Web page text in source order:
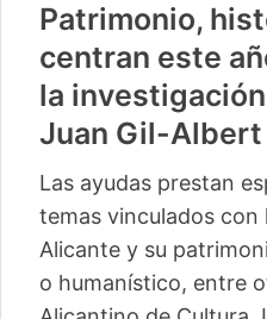
Patrimonio,
centran este
la
Juan Gil-Albert
Las ayudas prestan
temas vinculados con
Alicante y su
o humanístico, entre